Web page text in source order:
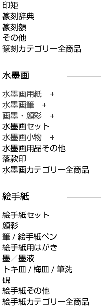
印矩
篆刻辞典
篆刻額
その他
篆刻カテゴリー全商品
水墨画用紙 +
水墨画筆 +
画墨・顔彩 +
水墨画セット
水墨画小物 +
水墨画用品その他
落款印
水墨画カテゴリー全商品
絵手紙セット
顔彩
筆 / 絵手紙ペン
絵手紙用はがき
墨／墨液
トキ皿 / 梅皿 / 筆洗
硯
絵手紙その他
絵手紙カテゴリー全商品